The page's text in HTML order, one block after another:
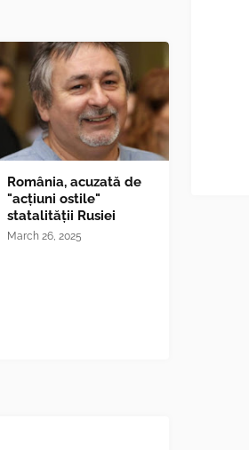
România, acuzată de
"acțiuni ostile"
statalității Rusiei
March 26, 2025